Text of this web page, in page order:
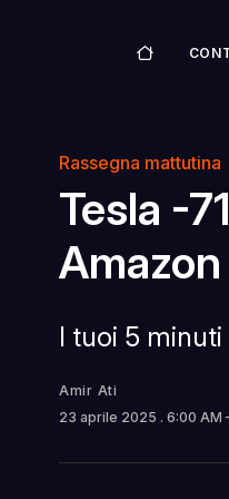
Rassegna mattutina
Tesla -
I tuoi 5
Amir Ati
23 aprile 2025 . 6:00 AM